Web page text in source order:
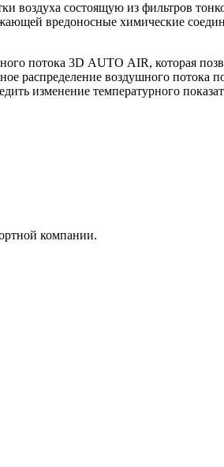
воздуха состоящую из фильтров
вредоносные химические
потока 3D AUTO AIR, которая
распределение воздушного
изменение температурного
компании.